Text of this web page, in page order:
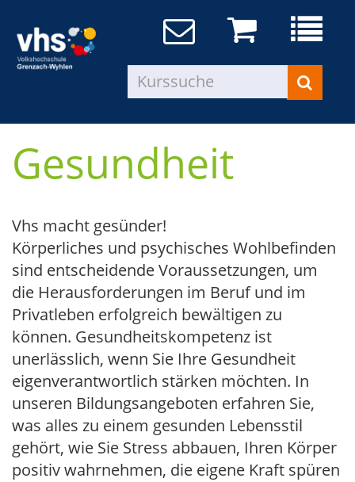
Gesundheit
Vhs macht gesünder!
Körperliches und psychisches Wohlbefinden
sind entscheidende Voraussetzungen, um
die Herausforderungen im Beruf und im
Privatleben erfolgreich bewältigen zu
können. Gesundheitskompetenz ist
unerlässlich, wenn Sie Ihre Gesundheit
eigenverantwortlich stärken möchten. In
unseren Bildungsangeboten erfahren Sie,
was alles zu einem gesunden Lebensstil
gehört, wie Sie Stress abbauen, Ihren Körper
positiv wahrnehmen, die eigene Kraft spüren